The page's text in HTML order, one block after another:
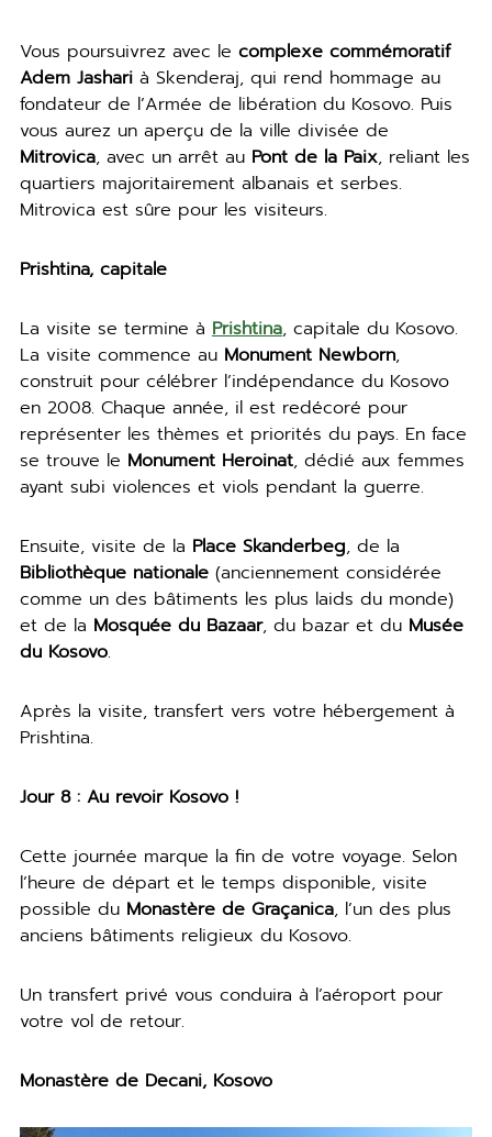
Vous poursuivrez avec le complexe commémoratif
Adem Jasharià Skenderaj, qui rend hommage au
fondateur de l’Armée de libération du Kosovo. Puis
vous aurez un aperçu de la ville divisée de
Mitrovica, avec un arrêt au Pont de la Paix, reliant les
quartiers majoritairement albanais et serbes.
Mitrovica est sûre pour les visiteurs.
Prishtina, capitale
La visite se termine à Prishtina, capitale du Kosovo.
La visite commence au Monument Newborn,
construit pour célébrer l’indépendance du Kosovo
en 2008. Chaque année, il est redécoré pour
représenter les thèmes et priorités du pays. En face
se trouve le Monument Heroinat, dédié aux femmes
ayant subi violences et viols pendant la guerre.
Ensuite, visite de la Place Skanderbeg, de la
Bibliothèque nationale(anciennement considérée
comme un des bâtiments les plus laids du monde)
et de la Mosquée du Bazaar, du bazar et du Musée
du Kosovo.
Après la visite, transfert vers votre hébergement à
Prishtina.
Jour 8 : Au revoir Kosovo !
Cette journée marque la fin de votre voyage. Selon
l’heure de départ et le temps disponible, visite
possible du Monastère de Graçanica, l’un des plus
anciens bâtiments religieux du Kosovo.
Un transfert privé vous conduira à l’aéroport pour
votre vol de retour.
Monastère de Decani, Kosovo